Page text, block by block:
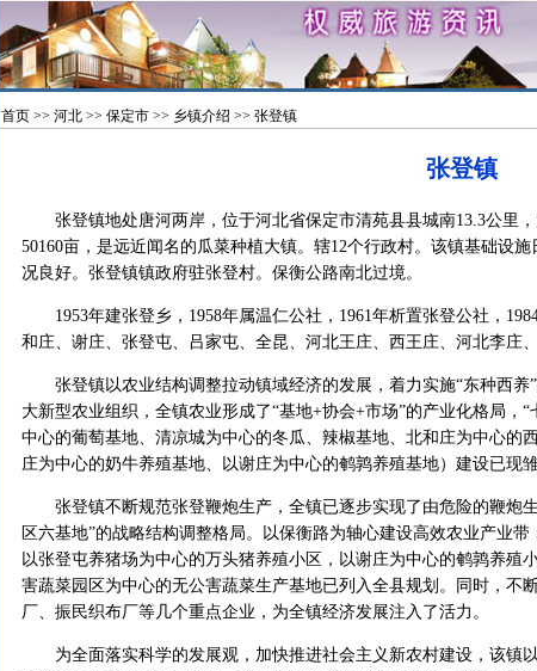
首页 >> 河北 >> 保定市 >> 乡镇介绍 >> 张登镇
张登镇
张登镇地处唐河两岸，位于河北省保定市清苑县县城南13.3公里
50160亩，是远近闻名的瓜菜种植大镇。辖12个行政村。该镇基础设
况良好。张登镇镇政府驻张登村。保衡公路南北过境。
1953年建张登乡，1958年属温仁公社，1961年析置张登公社，
和庄、谢庄、张登屯、吕家屯、全昆、河北王庄、西王庄、河北李庄
张登镇以农业结构调整拉动镇域经济的发展，着力实施“东种西养
大新型农业组织，全镇农业形成了“基地+协会+市场”的产业化格局，
中心的葡萄基地、清凉城为中心的冬瓜、辣椒基地、北和庄为中心的
庄为中心的奶牛养殖基地、以谢庄为中心的鹌鹑养殖基地）建设已现
张登镇不断规范张登鞭炮生产，全镇已逐步实现了由危险的鞭炮
区六基地”的战略结构调整格局。以保衡路为轴心建设高效农业产业
以张登屯养猪场为中心的万头猪养殖小区，以谢庄为中心的鹌鹑养殖
害蔬菜园区为中心的无公害蔬菜生产基地已列入全县规划。同时，不
厂、振民织布厂等几个重点企业，为全镇经济发展注入了活力。
为全面落实科学的发展观，加快推进社会主义新农村建设，该镇